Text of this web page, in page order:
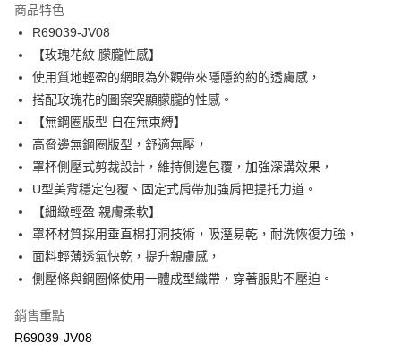
合作金庫商業銀行
華南商業銀行
上海商業儲蓄銀行
國泰世華商業銀行
兆豐國際商業銀行
臺灣中小企業銀行
台中商業銀行
匯豐（台灣）商業銀行
聯邦商業銀行
元大商業銀行
玉山商業銀行
星展（台灣）商業銀行
台新國際商業銀行
中國信託商業銀行
台灣樂天信用卡公司
LINE Pay
Apple Pay
悠遊付
AFTEE先享後付
相關說明
【關於「AFTEE先享後付」】
AFTEE先享後付是「在收到商品之後才付款」的支付方式。 讓您購物簡單
便利好安心！
１．簡單：不需註冊會員、不需綁卡、不需儲值。
３．安心：先確認商品／服務後，再付款。
【「AFTEE先享後付」結帳流程】
運送方式
全家取貨付款$888免運-以PackAge+配客嘉循環箱包裝寄出
每筆NT$90，滿NT$888(含以上)免運費
商品特色
R69039-JV08
【玫瑰花紋 朦朧性感】
使用質地輕盈的網眼為外觀帶來隱隱約約的透膚感，
搭配玫瑰花的圖案突顯朦朧的性感。
【無鋼圈版型 自在無束縛】
高脅邊無鋼圈版型，舒適無壓，
罩杯側壓式剪裁設計，維持側邊包覆，加強深溝效果，
U型美背穩定包覆、固定式肩帶加強肩把提托力道。
【細緻輕盈 親膚柔軟】
罩杯材質採用垂直棉打洞技術，吸溼易乾，耐洗恢復力強，
面料輕薄透氣快乾，提升親膚感，
側壓條與鋼圈條使用一體成型織帶，穿著服貼不壓迫。
銷售重點
R69039-JV08